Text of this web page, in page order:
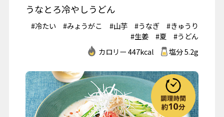
うなとろ冷やしうどん
#冷たい #みょうがこ #山芋 #うなぎ
#きゅうり
#生姜
#夏
#うどん
カロリー 447kcal
塩分 5.2g